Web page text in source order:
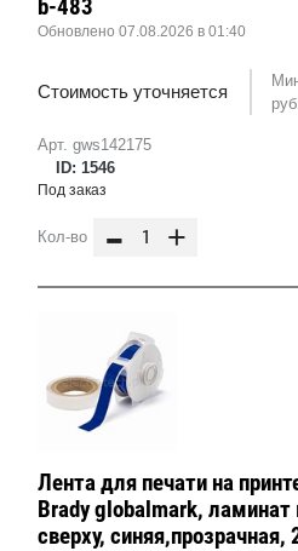
Арт. gws142175
ID: 1546
b-483
Обновлено 07.08.2026 в 01:40
Стоимость уточняется
руб.
Под заказ
Кол-во - +
Лента для печати на
Brady globalmark,
сверху,